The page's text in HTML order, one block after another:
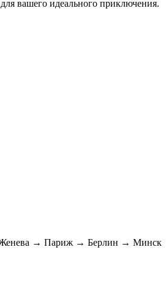
вашего идеального приключения.
→ Париж → Берлин → Минск